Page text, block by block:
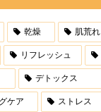
乾燥 肌荒れ
リフレッシュ
デトックス
ケア ストレス